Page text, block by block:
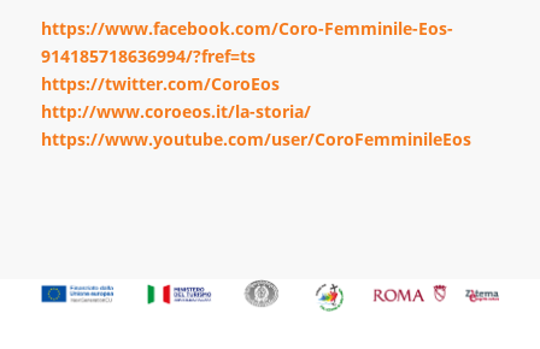
https://www.facebook.com/Coro-Femminile-Eos-
914185718636994/?fref=ts
https://twitter.com/CoroEos
http://www.coroeos.it/la-storia/
https://www.youtube.com/user/CoroFemminileEos